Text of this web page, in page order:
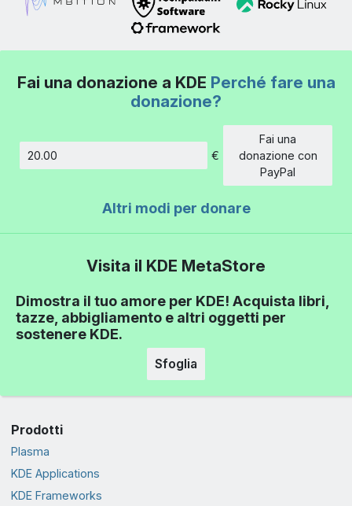
Fai una donazione a KDE Perché fare una
donazione?
Importo
€
Fai una
donazione con
PayPal
Altri modi per donare
Visita il KDE MetaStore
Dimostra il tuo amore per KDE! Acquista libri,
tazze, abbigliamento e altri oggetti per
sostenere KDE.
Sfoglia
Prodotti
Plasma
KDE Applications
KDE Frameworks